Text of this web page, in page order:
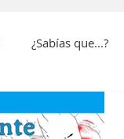
¿Sabías que...?